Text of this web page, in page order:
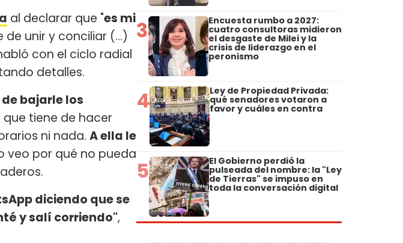
al declarar que "es mi
unir y conciliar (...)
con el ciclo radial
detalles.
bajarle los
tiene de hacer
ni nada. A ella le
veo por qué no pueda
diciendo que se
y salí corriendo",
3 Encuesta rumbo a 2027:
cuatro consultoras midieron
el desgaste de Milei y la
crisis de liderazgo en el
peronismo
4 Ley de Propiedad Privada:
qué senadores votaron a
favor y cuáles en contra
5 El Gobierno perdió la
pulseada del nombre: la "Ley
de Tierras" se impuso en
toda la conversación digital